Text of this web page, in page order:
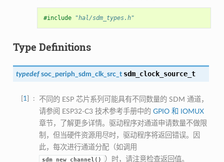
#include "hal/sdm_types.h"
Type Definitions
typedef soc_periph_sdm_clk_src_t sdm_clock_source_t
1
不同的 ESP 芯片系列可能具有不同数量的 SDM 通道，
请参阅 ESP32-C3 技术参考手册中的 GPIO 和 IOMUX
章节，了解更多详情。驱动程序对通道申请数量不做限
制，但当硬件资源用尽时，驱动程序将返回错误。因
此，每次进行通道分配（如调用
sdm_new_channel() ）时，请注意检查返回值。